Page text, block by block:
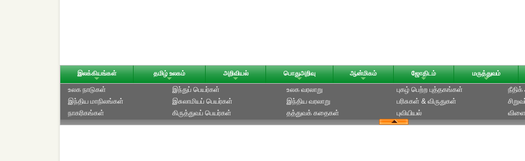
இலக்கியங்கள் தமிழ் உலகம் அறிவியல் பொதுஅறிவு ஆன்மிகம் ஜோதிடம் மருத்துவம்
உலக நாடுகள்
இந்திய மாநிலங்கள்
நாகரிகங்கள்
இந்துப் பெயர்கள்
இசுலாமியப் பெயர்கள்
கிருத்துவப் பெயர்கள்
உலக வரலாறு
இந்திய வரலாறு
தத்துவக் கதைகள்
புகழ் பெற்ற புத்தகங்கள்
பரிசுகள் & விருதுகள்
புவியியல்